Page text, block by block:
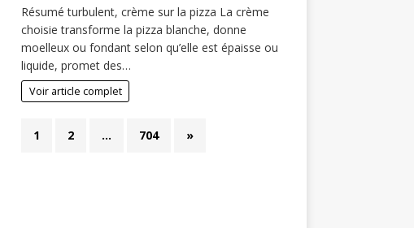
Résumé turbulent, crème sur la pizza La crème
choisie transforme la pizza blanche, donne
moelleux ou fondant selon qu’elle est épaisse ou
liquide, promet des…
Voir article complet
1 2 … 704 »